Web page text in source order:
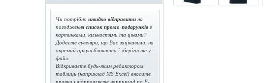
Чи потрібно швидко відправити на
погодження список промо-подарунків з
картинками, кількостями та цінами?
Додаєте сувеніри, що Вас зацікавили, на
окремий аркуш блокнота і зберігаєте у
файл.
Відкриваєте будь-яким редактором
таблиць (наприклад MS Excel) вносите
правки і відправляєте наприклад по E-